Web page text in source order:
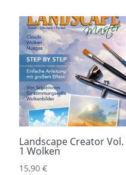
Landscape Creator Vol.
1 Wolken
15,90 €